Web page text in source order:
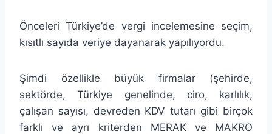
Önceleri Türkiye’de vergi incelemesine seçim,
kısıtlı sayıda veriye dayanarak yapılıyordu.
Şimdi özellikle büyük firmalar (şehirde,
sektörde, Türkiye genelinde, ciro, karlılık,
çalışan sayısı, devreden KDV tutarı gibi birçok
farklı ve ayrı kriterden MERAK ve MAKRO